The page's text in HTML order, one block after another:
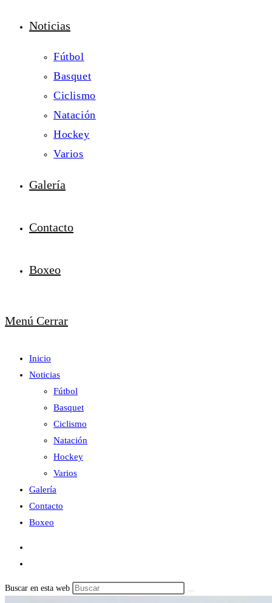
Noticias
Fútbol
Basquet
Ciclismo
Natación
Hockey
Varios
Galería
Contacto
Boxeo
Menú Cerrar
Inicio
Noticias
Fútbol
Basquet
Ciclismo
Natación
Hockey
Varios
Galería
Contacto
Boxeo
Buscar en esta web